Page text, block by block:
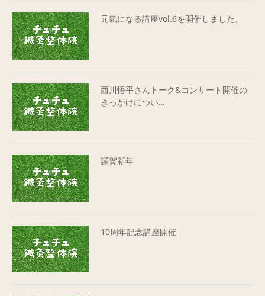
元氣になる講座vol.6を開催しました。
西川悟平さんトーク&コンサート開催の
きっかけについ…
謹賀新年
10周年記念講座開催